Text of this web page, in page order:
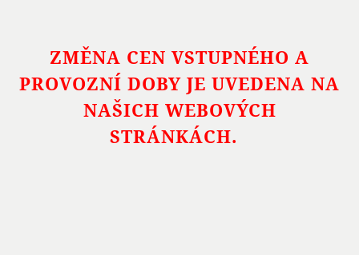
ZMĚNA CEN VSTUPNÉHO A
PROVOZNÍ DOBY JE UVEDENA NA
NAŠICH WEBOVÝCH
STRÁNKÁCH.